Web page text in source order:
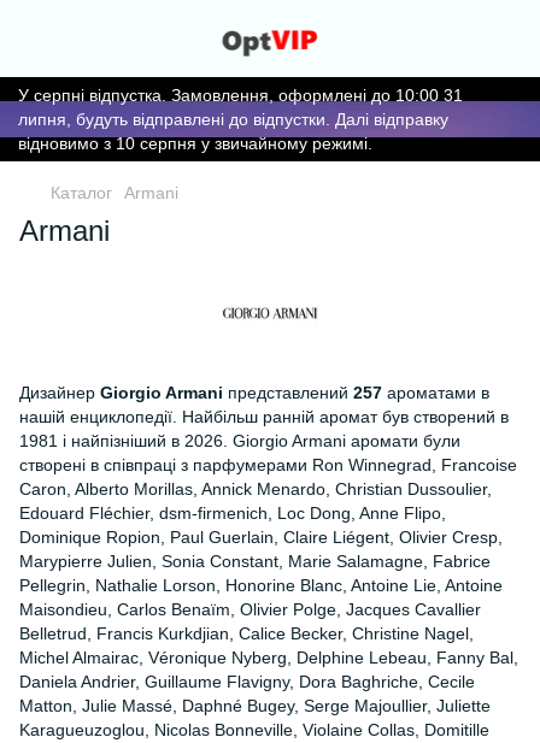
У серпні відпустка. Замовлення, оформлені до 10:00 31
липня, будуть відправлені до відпустки. Далі відправку
відновимо з 10 серпня у звичайному режимі.
Каталог Armani
Armani
Дизайнер Giorgio Armani представлений 257 ароматами в
нашій енциклопедії. Найбільш ранній аромат був створений в
1981 і найпізніший в 2026. Giorgio Armani аромати були
створені в співпраці з парфумерами Ron Winnegrad, Francoise
Caron, Alberto Morillas, Annick Menardo, Christian Dussoulier,
Edouard Fléchier, dsm-firmenich, Loc Dong, Anne Flipo,
Dominique Ropion, Paul Guerlain, Claire Liégent, Olivier Cresp,
Marypierre Julien, Sonia Constant, Marie Salamagne, Fabrice
Pellegrin, Nathalie Lorson, Honorine Blanc, Antoine Lie, Antoine
Maisondieu, Carlos Benaïm, Olivier Polge, Jacques Cavallier
Belletrud, Francis Kurkdjian, Calice Becker, Christine Nagel,
Michel Almairac, Véronique Nyberg, Delphine Lebeau, Fanny Bal,
Daniela Andrier, Guillaume Flavigny, Dora Baghriche, Cecile
Matton, Julie Massé, Daphné Bugey, Serge Majoullier, Juliette
Karagueuzoglou, Nicolas Bonneville, Violaine Collas, Domitille